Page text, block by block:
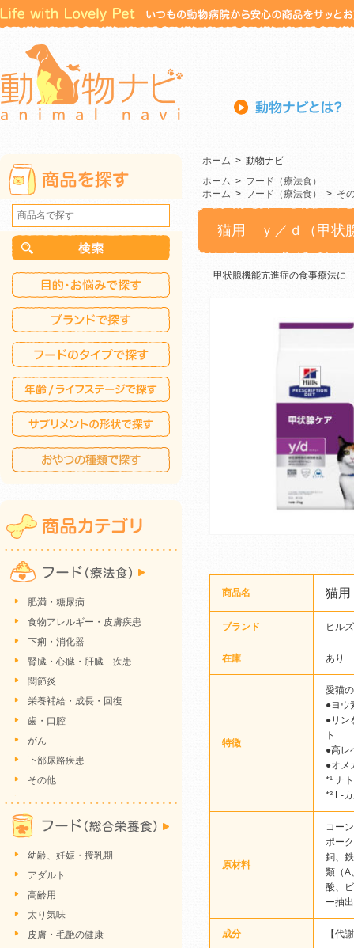
ホーム > 動物ナビ
ホーム > フード（療法食）
ホーム > フード（療法食） > そ
猫用 ｙ／ｄ（甲状
甲状腺機能亢進症の食事療法に
商品名 猫
ブランド ヒル
在庫 あり
特徴
愛猫
●ヨウ
●リン
ト
●高レ
●オメ
*¹ ナ
*² L-
原材料
コー
ポー
銅、
類（A
酸、
ー抽
成分 【代
肥満・糖尿病
食物アレルギー・皮膚疾患
下痢・消化器
腎臓・心臓・肝臓 疾患
関節炎
栄養補給・成長・回復
歯・口腔
がん
下部尿路疾患
その他
幼齢、妊娠・授乳期
アダルト
高齢用
太り気味
皮膚・毛艶の健康